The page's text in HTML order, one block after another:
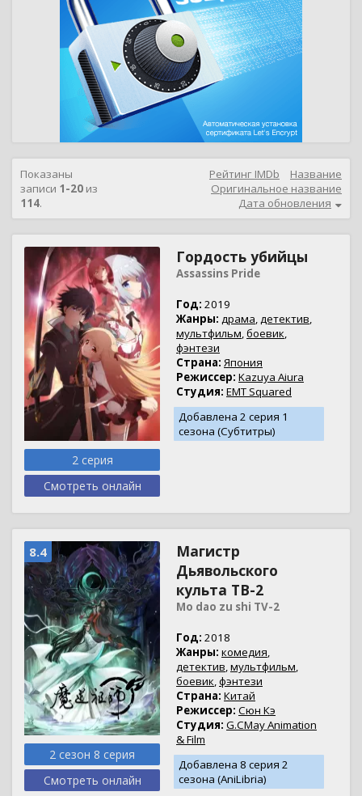
Показаны
записи 1-20 из
114.
Рейтинг IMDb
Название
Оригинальное название
Дата обновления
2 серия
Смотреть онлайн
Гордость убийцы
Assassins Pride
Год: 2019
Жанры: драма,детектив,
мультфильм,боевик,
фэнтези
Страна: Япония
Режиссер: Kazuya Aiura
Студия: EMT Squared
Добавлена 2 серия 1
сезона (Субтитры)
8.4
2 сезон 8 серия
Смотреть онлайн
Магистр
Дьявольского
культа ТВ-2
Mo dao zu shi TV-2
Год: 2018
Жанры: комедия,
детектив,мультфильм,
боевик,фэнтези
Страна: Китай
Режиссер: Сюн Кэ
Студия: G.CMay Animation
& Film
Добавлена 8 серия 2
сезона (AniLibria)